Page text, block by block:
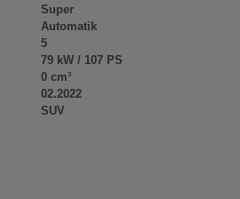
Super
Automatik
5
79 kW / 107 PS
0 cm³
02.2022
SUV